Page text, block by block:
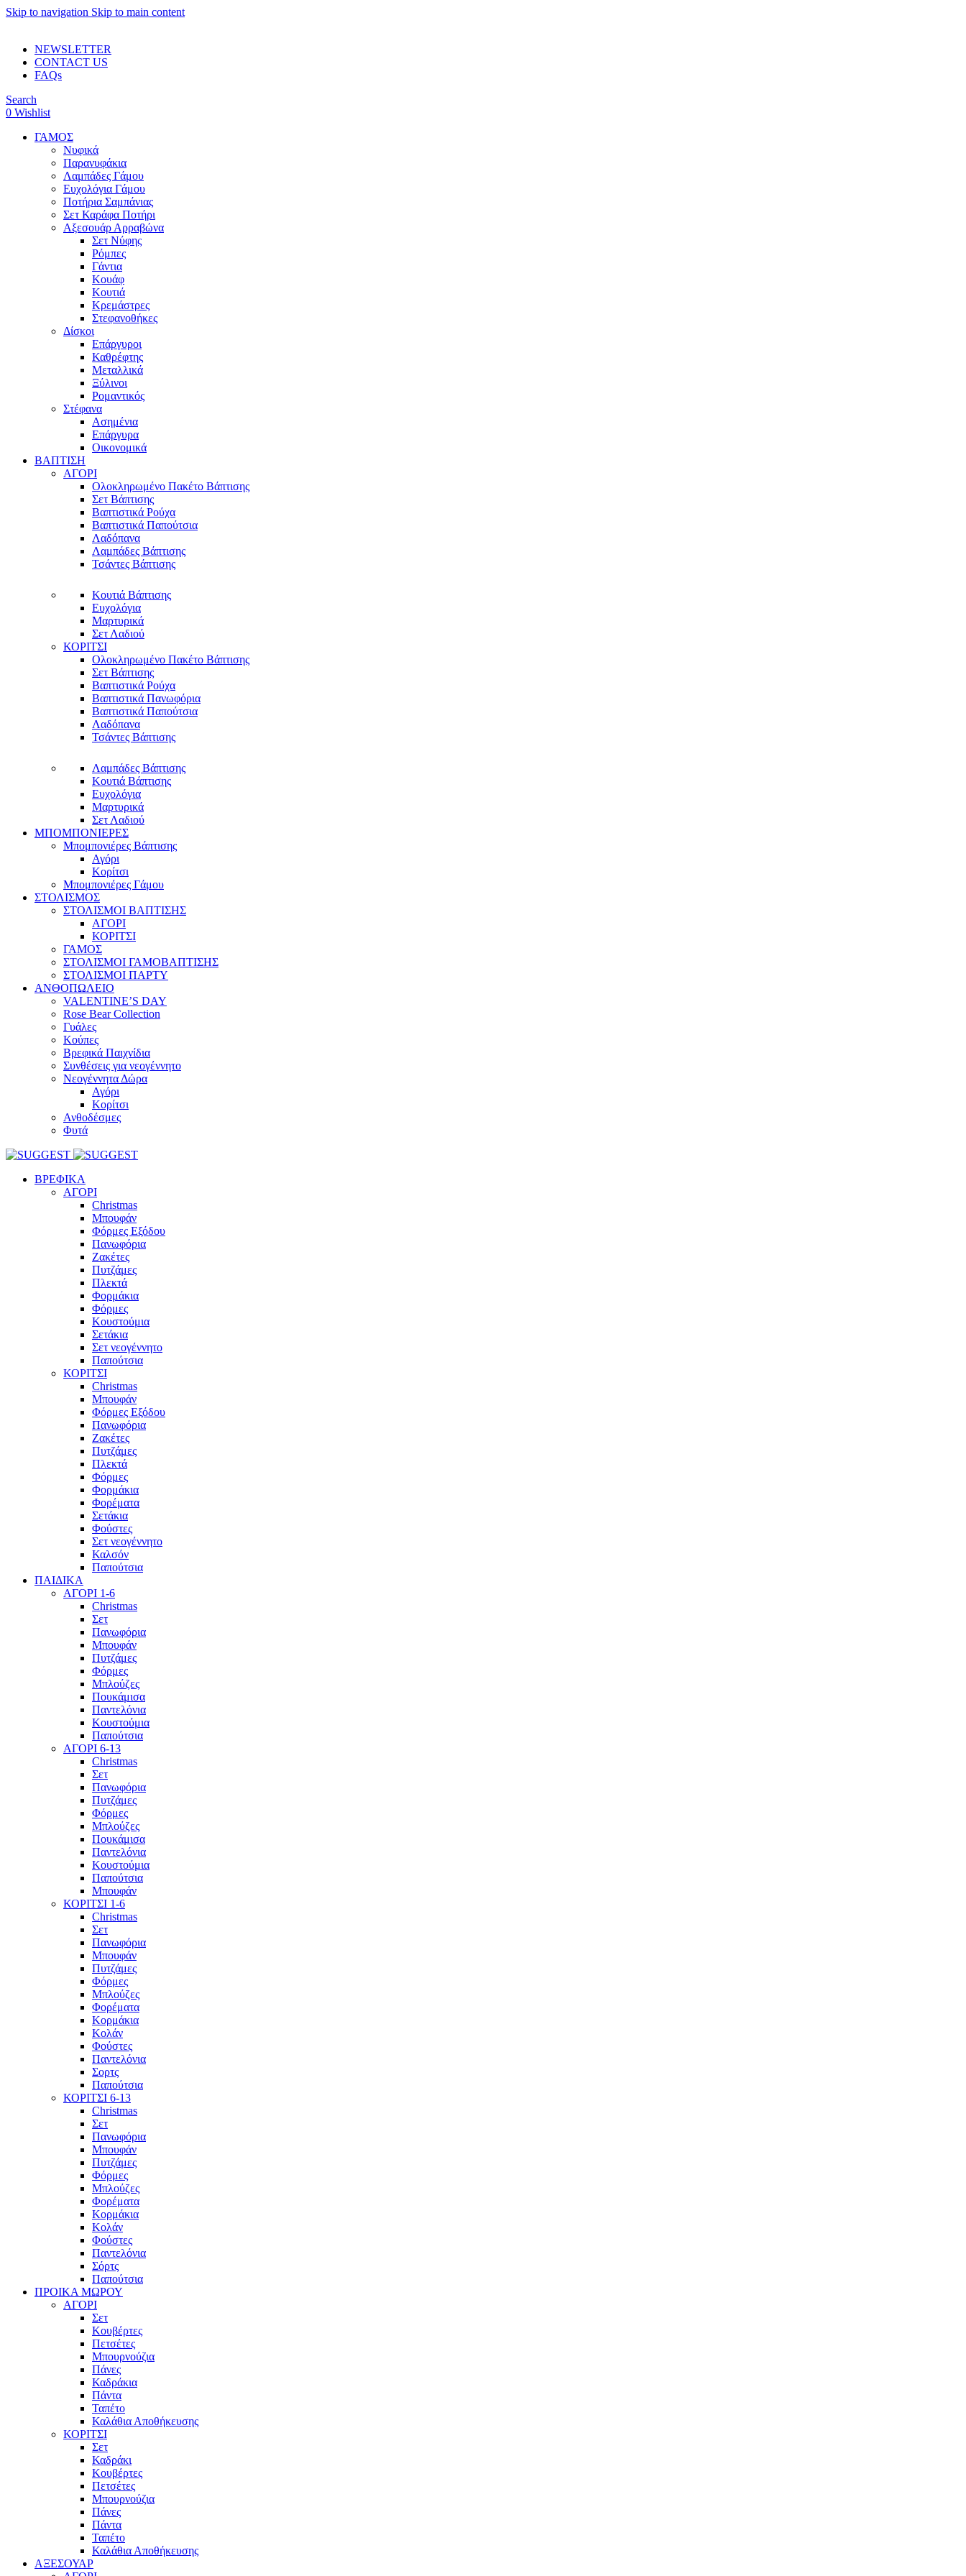
Skip to navigation Skip to main content
NEWSLETTER
CONTACT US
FAQs
Search
0 Wishlist
ΓΑΜΟΣ
Νυφικά
Παρανυφάκια
Λαμπάδες Γάμου
Ευχολόγια Γάμου
Ποτήρια Σαμπάνιας
Σετ Καράφα Ποτήρι
Αξεσουάρ Αρραβώνα
Σετ Νύφης
Ρόμπες
Γάντια
Κουάφ
Κουτιά
Κρεμάστρες
Στεφανοθήκες
Δίσκοι
Επάργυροι
Καθρέφτης
Μεταλλικά
Ξύλινοι
Ρομαντικός
Στέφανα
Ασημένια
Επάργυρα
Οικονομικά
ΒΑΠΤΙΣΗ
ΑΓΟΡΙ
Ολοκληρωμένο Πακέτο Βάπτισης
Σετ Βάπτισης
Βαπτιστικά Ρούχα
Βαπτιστικά Παπούτσια
Λαδόπανα
Λαμπάδες Βάπτισης
Τσάντες Βάπτισης
Κουτιά Βάπτισης
Ευχολόγια
Μαρτυρικά
Σετ Λαδιού
ΚΟΡΙΤΣΙ
Ολοκληρωμένο Πακέτο Βάπτισης
Σετ Βάπτισης
Βαπτιστικά Ρούχα
Βαπτιστικά Πανωφόρια
Βαπτιστικά Παπούτσια
Λαδόπανα
Τσάντες Βάπτισης
Λαμπάδες Βάπτισης
Κουτιά Βάπτισης
Ευχολόγια
Μαρτυρικά
Σετ Λαδιού
ΜΠΟΜΠΟΝΙΕΡΕΣ
Μπομπονιέρες Βάπτισης
Αγόρι
Κορίτσι
Μπομπονιέρες Γάμου
ΣΤΟΛΙΣΜΟΣ
ΣΤΟΛΙΣΜΟΙ ΒΑΠΤΙΣΗΣ
ΑΓΟΡΙ
ΚΟΡΙΤΣΙ
ΓΑΜΟΣ
ΣΤΟΛΙΣΜΟΙ ΓΑΜΟΒΑΠΤΙΣΗΣ
ΣΤΟΛΙΣΜΟΙ ΠΑΡΤΥ
ΑΝΘΟΠΩΛΕΙΟ
VALENTINE’S DAY
Rose Bear Collection
Γυάλες
Κούπες
Βρεφικά Παιχνίδια
Συνθέσεις για νεογέννητο
Νεογέννητα Δώρα
Αγόρι
Κορίτσι
Ανθοδέσμες
Φυτά
ΒΡΕΦΙΚΑ
ΑΓΟΡΙ
Christmas
Μπουφάν
Φόρμες Εξόδου
Πανωφόρια
Ζακέτες
Πυτζάμες
Πλεκτά
Φορμάκια
Φόρμες
Κουστούμια
Σετάκια
Σετ νεογέννητο
Παπούτσια
ΚΟΡΙΤΣΙ
Christmas
Μπουφάν
Φόρμες Εξόδου
Πανωφόρια
Ζακέτες
Πυτζάμες
Πλεκτά
Φόρμες
Φορμάκια
Φορέματα
Σετάκια
Φούστες
Σετ νεογέννητο
Καλσόν
Παπούτσια
ΠΑΙΔΙΚΑ
ΑΓΟΡΙ 1-6
Christmas
Σετ
Πανωφόρια
Μπουφάν
Πυτζάμες
Φόρμες
Μπλούζες
Πουκάμισα
Παντελόνια
Κουστούμια
Παπούτσια
ΑΓΟΡΙ 6-13
Christmas
Σετ
Πανωφόρια
Πυτζάμες
Φόρμες
Μπλούζες
Πουκάμισα
Παντελόνια
Κουστούμια
Παπούτσια
Μπουφάν
ΚΟΡΙΤΣΙ 1-6
Christmas
Σετ
Πανωφόρια
Μπουφάν
Πυτζάμες
Φόρμες
Μπλούζες
Φορέματα
Κορμάκια
Κολάν
Φούστες
Παντελόνια
Σορτς
Παπούτσια
ΚΟΡΙΤΣΙ 6-13
Christmas
Σετ
Πανωφόρια
Μπουφάν
Πυτζάμες
Φόρμες
Μπλούζες
Φορέματα
Κορμάκια
Κολάν
Φούστες
Παντελόνια
Σόρτς
Παπούτσια
ΠΡΟΙΚΑ ΜΩΡΟΥ
ΑΓΟΡΙ
Σετ
Κουβέρτες
Πετσέτες
Μπουρνούζια
Πάνες
Καδράκια
Πάντα
Ταπέτο
Καλάθια Αποθήκευσης
ΚΟΡΙΤΣΙ
Σετ
Καδράκι
Κουβέρτες
Πετσέτες
Μπουρνούζια
Πάνες
Πάντα
Ταπέτο
Καλάθια Αποθήκευσης
ΑΞΕΣΟΥΑΡ